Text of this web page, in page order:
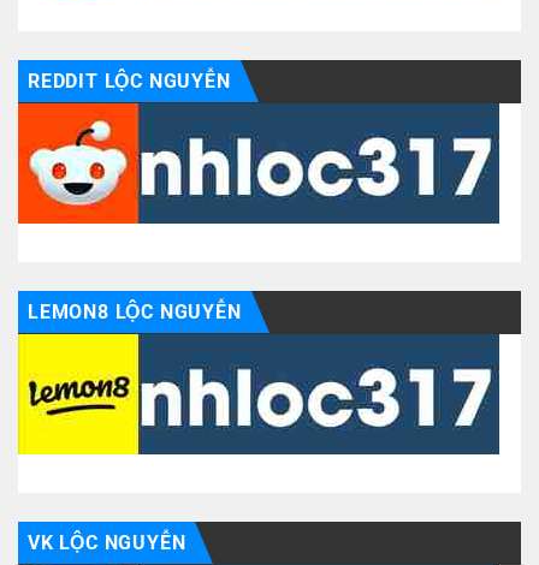
REDDIT LỘC NGUYỄN
LEMON8 LỘC NGUYỄN
VK LỘC NGUYỄN